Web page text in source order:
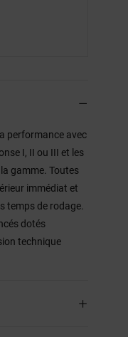
performance avec
I, II ou III et les
gamme. Toutes
immédiat et
temps de rodage.
dotés
technique